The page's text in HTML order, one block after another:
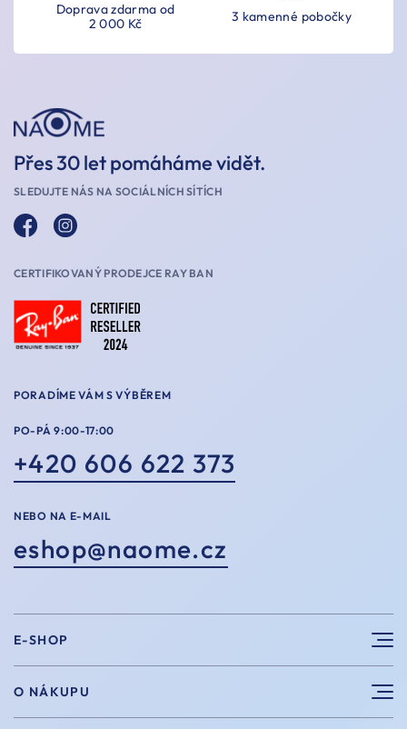
3 kamenné pobočky
Doprava zdarma od
2 000 Kč
Přes 30 let pomáháme vidět.
SLEDUJTE NÁS NA SOCIÁLNÍCH SÍTÍCH
CERTIFIKOVANÝ PRODEJCE RAY BAN
PORADÍME VÁM S VÝBĚREM
PO-PÁ 9:00-17:00
+420 606 622 373
NEBO NA E-MAIL
eshop@naome.cz
E-SHOP
Sluneční brýle
Sportovní brýle
O NÁKUPU